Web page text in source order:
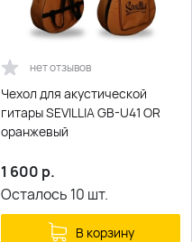
нет отзывов
Чехол для акустической
гитары SEVILLIA GB-U41 OR
оранжевый
1 600 р.
Осталось 10 шт.
В корзину